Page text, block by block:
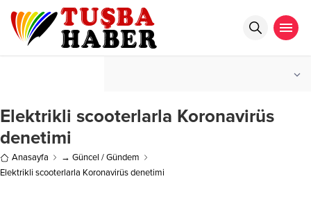
Elektrikli scooterlarla Koronavirüs
denetimi
Anasayfa
→ Güncel / Gündem
Elektrikli scooterlarla Koronavirüs denetimi